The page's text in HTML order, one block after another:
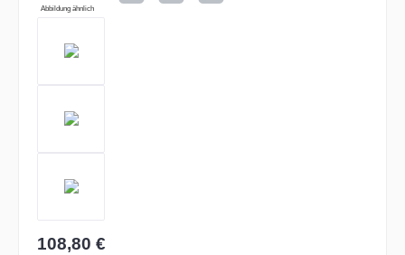
Abbildung ähnlich
108,80 €